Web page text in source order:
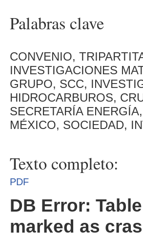
Palabras clave
CONVENIO,
INVESTIGACIONES
GRUPO, SCC,
HIDROCARBUROS,
SECRETARÍA
MÉXICO, SOCIEDAD,
Texto completo:
PDF
DB Error:
marked as